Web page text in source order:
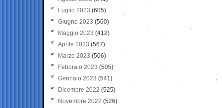
Luglio 2023 (605)
Giugno 2023 (560)
Maggio 2023 (412)
Aprile 2023 (567)
Marzo 2023 (506)
Febbraio 2023 (505)
Gennaio 2023 (541)
Dicembre 2022 (525)
Novembre 2022 (526)